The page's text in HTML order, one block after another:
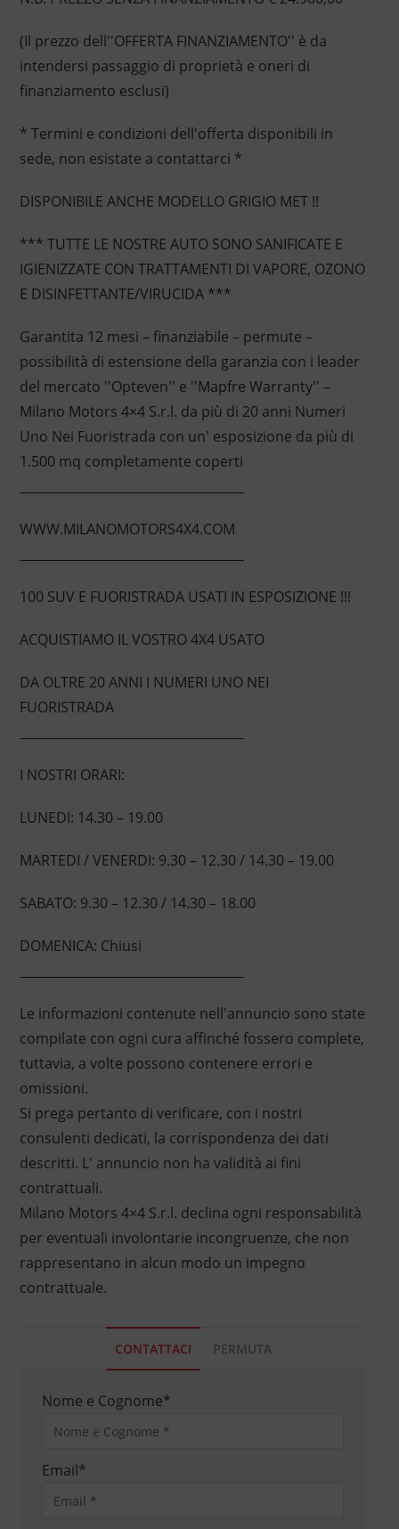
(Il prezzo dell''OFFERTA FINANZIAMENTO'' è da
intendersi passaggio di proprietà e oneri di
finanziamento esclusi)
* Termini e condizioni dell'offerta disponibili in
sede, non esistate a contattarci *
DISPONIBILE ANCHE MODELLO GRIGIO MET !!
*** TUTTE LE NOSTRE AUTO SONO SANIFICATE E
IGIENIZZATE CON TRATTAMENTI DI VAPORE, OZONO
E DISINFETTANTE/VIRUCIDA ***
Garantita 12 mesi – finanziabile – permute –
possibilità di estensione della garanzia con i leader
del mercato ''Opteven'' e ''Mapfre Warranty'' –
Milano Motors 4×4 S.r.l. da più di 20 anni Numeri
Uno Nei Fuoristrada con un' esposizione da più di
1.500 mq completamente coperti
WWW.MILANOMOTORS4X4.COM
100 SUV E FUORISTRADA USATI IN ESPOSIZIONE !!!
ACQUISTIAMO IL VOSTRO 4X4 USATO
DA OLTRE 20 ANNI I NUMERI UNO NEI
FUORISTRADA
I NOSTRI ORARI:
LUNEDI: 14.30 – 19.00
MARTEDI / VENERDI: 9.30 – 12.30 / 14.30 – 19.00
SABATO: 9.30 – 12.30 / 14.30 – 18.00
DOMENICA: Chiusi
Le informazioni contenute nell'annuncio sono state
compilate con ogni cura affinché fossero complete,
tuttavia, a volte possono contenere errori e
omissioni.
Si prega pertanto di verificare, con i nostri
consulenti dedicati, la corrispondenza dei dati
descritti. L' annuncio non ha validità ai fini
contrattuali.
Milano Motors 4×4 S.r.l. declina ogni responsabilità
per eventuali involontarie incongruenze, che non
rappresentano in alcun modo un impegno
contrattuale.
CONTATTACI PERMUTA
Nome e Cognome*
Email*